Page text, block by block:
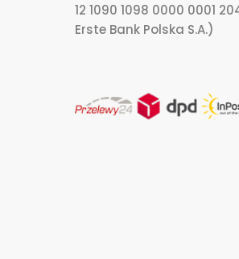
12 1090 1098 0000 0001
Erste Bank Polska S.A.)